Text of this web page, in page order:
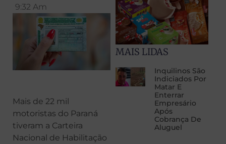
9:32 Am
Mais de 22 mil
motoristas do Paraná
tiveram a Carteira
Nacional de Habilitação
MAIS LIDAS
Inquilinos São
Indiciados Por
Matar E
Enterrar
Empresário
Após
Cobrança De
Aluguel